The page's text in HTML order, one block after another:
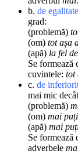
b. de egalitate
grad:
(problemă)
(om) tot așa
(apă) la fel
Se formează
cuvintele: tot
c. de
mai mic
(problemă)
(om) mai
(apă) mai
Se formează
adverbele